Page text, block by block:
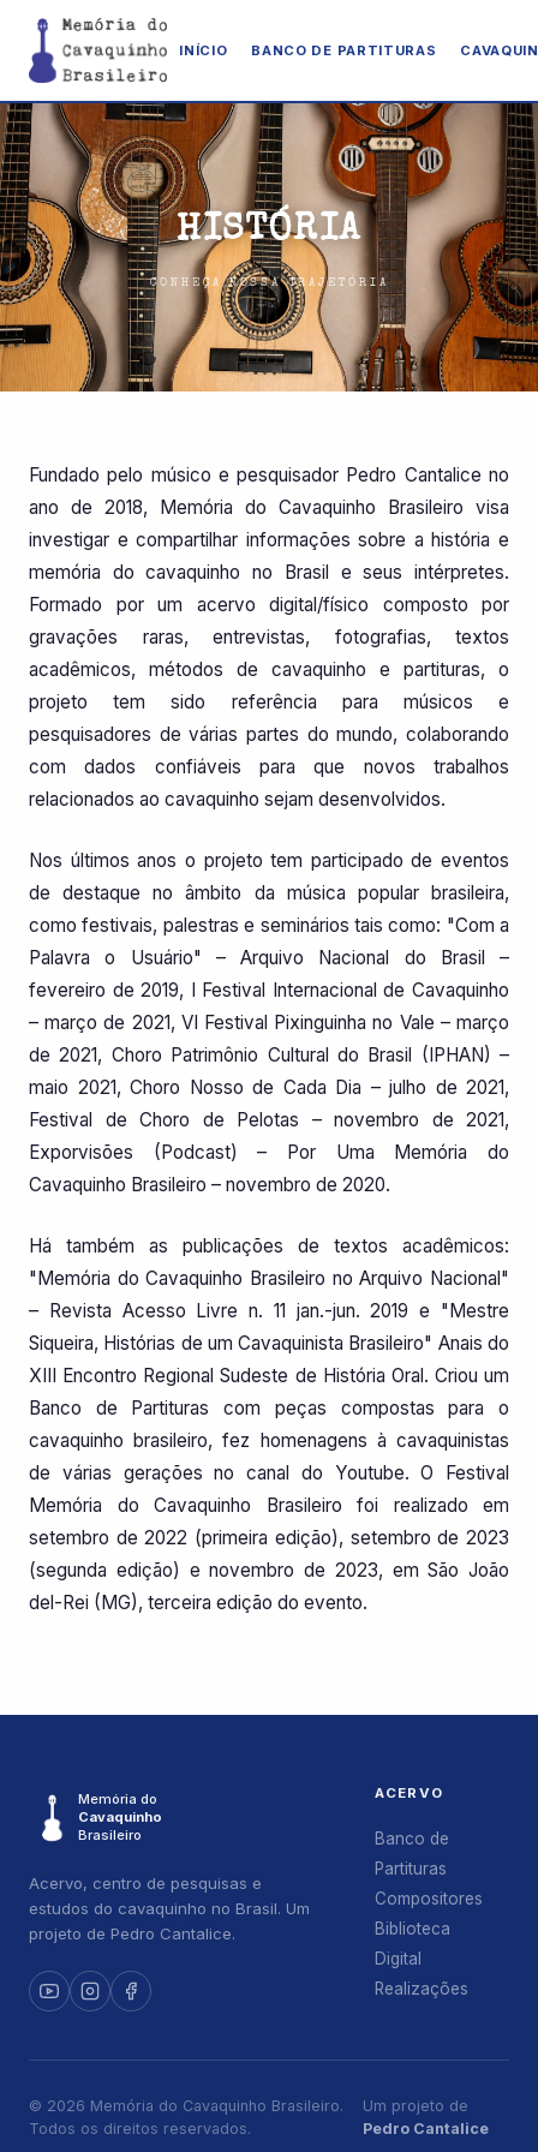
INÍCIO BANCO DE PARTITURAS
HISTÓRIA
CONHEÇA NOSSA TRAJETÓRIA
Fundado pelo músico e pesquisador Pedro Cantalice no
ano de 2018, Memória do Cavaquinho Brasileiro visa
investigar e compartilhar informações sobre a história e
memória do cavaquinho no Brasil e seus intérpretes.
Formado por um acervo digital/físico composto por
gravações raras, entrevistas, fotografias, textos
acadêmicos, métodos de cavaquinho e partituras, o
projeto tem sido referência para músicos e
pesquisadores de várias partes do mundo, colaborando
com dados confiáveis para que novos trabalhos
relacionados ao cavaquinho sejam desenvolvidos.
Nos últimos anos o projeto tem participado de eventos
de destaque no âmbito da música popular brasileira,
como festivais, palestras e seminários tais como: "Com a
Palavra o Usuário" – Arquivo Nacional do Brasil –
fevereiro de 2019, I Festival Internacional de Cavaquinho
– março de 2021, VI Festival Pixinguinha no Vale – março
de 2021, Choro Patrimônio Cultural do Brasil (IPHAN) –
maio 2021, Choro Nosso de Cada Dia – julho de 2021,
Festival de Choro de Pelotas – novembro de 2021,
Exporvisões (Podcast) – Por Uma Memória do
Cavaquinho Brasileiro – novembro de 2020.
Há também as publicações de textos acadêmicos:
"Memória do Cavaquinho Brasileiro no Arquivo Nacional"
– Revista Acesso Livre n. 11 jan.-jun. 2019 e "Mestre
Siqueira, Histórias de um Cavaquinista Brasileiro" Anais do
XIII Encontro Regional Sudeste de História Oral. Criou um
Banco de Partituras com peças compostas para o
cavaquinho brasileiro, fez homenagens à cavaquinistas
de várias gerações no canal do Youtube. O Festival
Memória do Cavaquinho Brasileiro foi realizado em
setembro de 2022 (primeira edição), setembro de 2023
(segunda edição) e novembro de 2023, em São João
del-Rei (MG), terceira edição do evento.
Memória do
Cavaquinho
Brasileiro
Acervo, centro de pesquisas e
estudos do cavaquinho no Brasil. Um
projeto de Pedro Cantalice.
ACERVO
Banco de
Partituras
Compositores
Biblioteca
Digital
Realizações
© 2026 Memória do Cavaquinho Brasileiro.
Todos os direitos reservados.
Um projeto de
Pedro Cantalice